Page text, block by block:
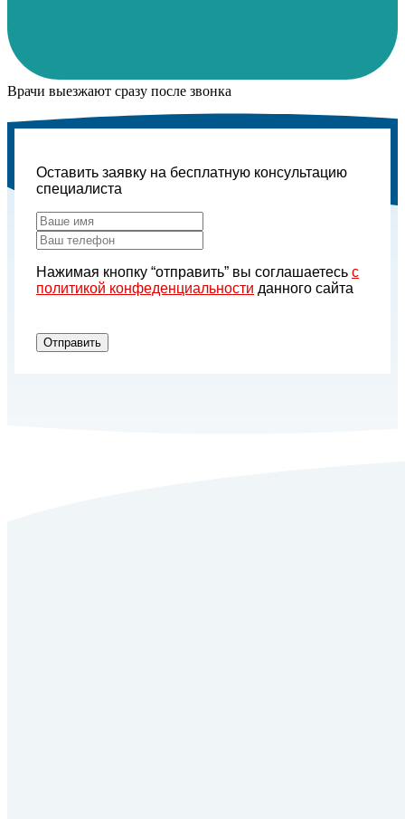
Врачи выезжают сразу после звонка
Оставить заявку на бесплатную консультацию
специалиста
Нажимая кнопку “отправить” вы соглашаетесь с
политикой конфеденциальности данного сайта
Отправить